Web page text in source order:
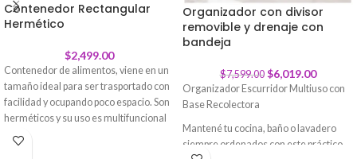
Contenedor Rectangular
Hermético
$2,499.00
Contenedor de alimentos, viene en un
tamaño ideal para ser trasportado con
facilidad y ocupando poco espacio. Son
herméticos y su uso es multifuncional
para colocar diferentes alimentos. En
-21%
Organizador con divisor
removible y drenaje con
bandeja
$7,599.00 $6,019.00
Organizador Escurridor Multiuso con
Base Recolectora
Mantené tu cocina, baño o lavadero
siempre ordenados con este práctico